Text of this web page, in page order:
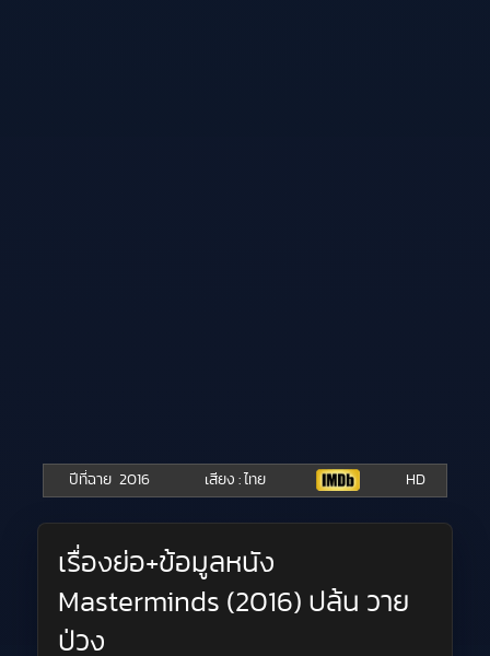
ปีที่ฉาย 2016 เสียง : ไทย HD
เรื่องย่อ+ข้อมูลหนัง
Masterminds (2016) ปล้น วาย
ป่วง